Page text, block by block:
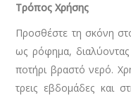
Τρόπος Χρήσης
Προσθέστε τη σκόνη
ως ρόφημα,
ποτήρι βραστό νερό.
τρεις εβδομάδες και